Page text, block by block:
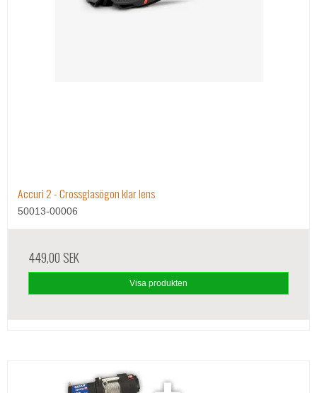
Accuri 2 - Crossglasögon klar lens
50013-00006
449,00 SEK
Visa produkten